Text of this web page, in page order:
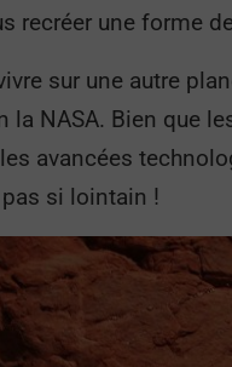
recréer une forme
sur une autre
la NASA. Bien que
avancées
pas si lointain !